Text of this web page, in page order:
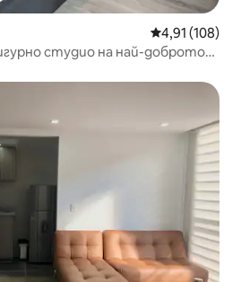
Средна
4,91 (108)
студио на най-доброто